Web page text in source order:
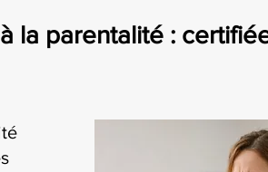
la parentalité :